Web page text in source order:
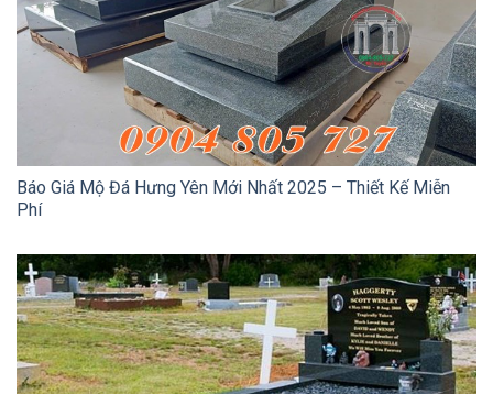
Báo Giá Mộ Đá Hưng Yên Mới Nhất 2025 – Thiết Kế Miễn
Phí